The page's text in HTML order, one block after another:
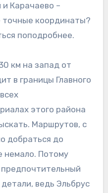
Карачаево –
точные координаты?
поподробнее.
км на запад от
в границы Главного
этого района
Маршрутов, с
добраться до
немало. Потому
ведь Эльбрус